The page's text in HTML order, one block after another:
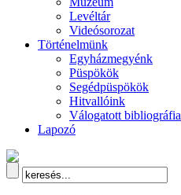
Levéltár
Videósorozat
Történelmünk
Egyházmegyénk
Püspökök
Segédpüspökök
Hitvallóink
Válogatott bibliográfia
Lapozó